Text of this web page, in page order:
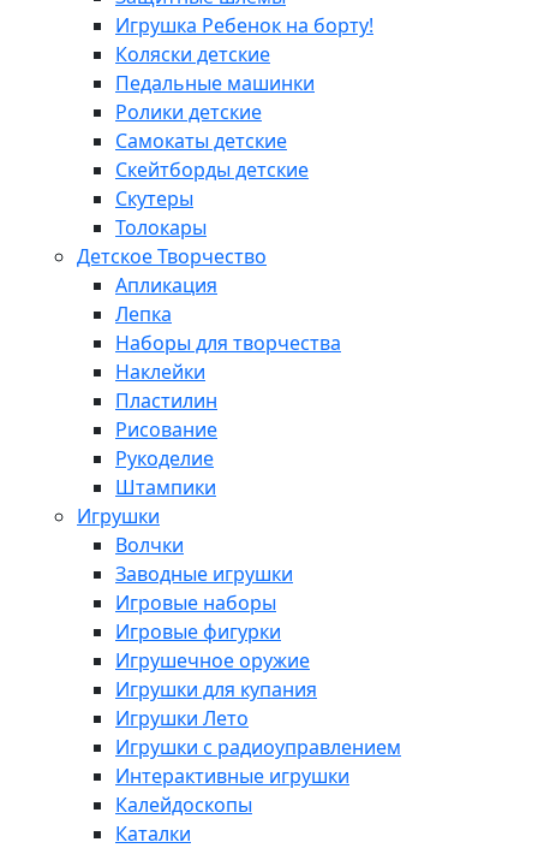
Игрушка Ребенок на борту!
Коляски детские
Педальные машинки
Ролики детские
Самокаты детские
Скейтборды детские
Скутеры
Толокары
Детское Творчество
Апликация
Лепка
Наборы для творчества
Наклейки
Пластилин
Рисование
Рукоделие
Штампики
Игрушки
Волчки
Заводные игрушки
Игровые наборы
Игровые фигурки
Игрушечное оружие
Игрушки для купания
Игрушки Лето
Игрушки с радиоуправлением
Интерактивные игрушки
Калейдоскопы
Каталки